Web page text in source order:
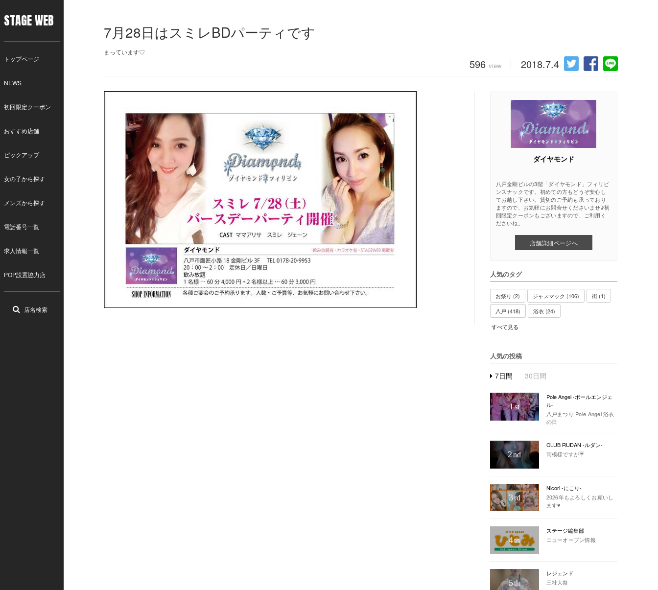
STAGE WEB
トップページ
NEWS
初回限定クーポン
おすすめ店舗
ピックアップ
女の子から探す
メンズから探す
電話番号一覧
求人情報一覧
POP設置協力店
店名検索
7月28日はスミレBDパーティです
まっています♡
596 view 2018.7.4
ダイヤモンド
八戸金剛ビルの3階「ダイヤモンド」フィリピ
ンスナックです。初めての方もどうぞ安心し
てお越し下さい。貸切のご予約も承っており
ますので、お気軽にお問合せくださいませ♪初
回限定クーポンもございますので、ご利用く
ださいね。
店舗詳細ページへ
人気のタグ
お祭り (2) ジャスマック (106)
街 (1)
八戸 (418)
浴衣 (24)
すべて見る
人気の投稿
7日間 30日間
1st
Pole Angel -ポールエンジェ
ル-
八戸まつり Pole Angel 浴衣
の日
2nd
CLUB RUDAN -ルダン-
雨模様ですが☔️
3rd
Nicori -にこり-
2026年もよろしくお願いし
ます♥
4th
ステージ編集部
ニューオープン情報
5th
レジェンド
三社大祭